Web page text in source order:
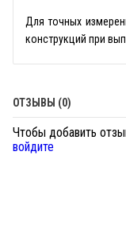
Для точных
конструкций при
ОТЗЫВЫ (0)
Чтобы добавить
войдите